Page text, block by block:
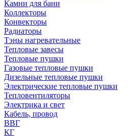
Камни для бани
Коллекторы
Конвекторы
Радиаторы
Тэны нагревательные
Тепловые завесы
Тепловые пушки
Газовые тепловые пушки
Дизельные тепловые пушки
Электрические тепловые пушки
Тепловентиляторы
Электрика и свет
Кабель, провод
ВВГ
КГ